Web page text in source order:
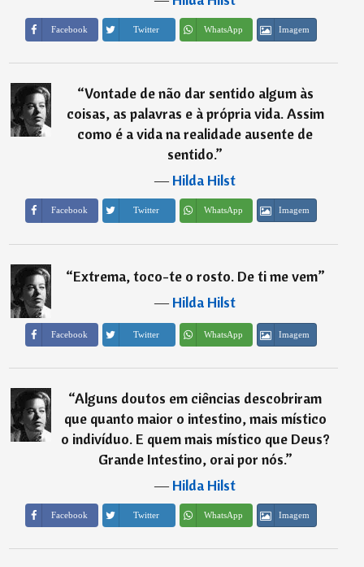
Facebook Twitter WhatsApp Imagem
“Vontade de não dar sentido algum às
coisas, as palavras e à própria vida. Assim
como é a vida na realidade ausente de
sentido.”
―Hilda Hilst
Facebook Twitter WhatsApp Imagem
“Extrema, toco-te o rosto. De ti me vem”
―Hilda Hilst
Facebook Twitter WhatsApp Imagem
“Alguns doutos em ciências descobriram
que quanto maior o intestino, mais místico
o indivíduo. E quem mais místico que Deus?
Grande Intestino, orai por nós.”
―Hilda Hilst
Facebook Twitter WhatsApp Imagem